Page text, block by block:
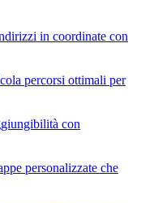
in coordinate con
percorsi ottimali per
con
personalizzate che